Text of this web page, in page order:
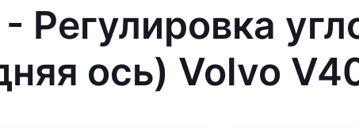
Регулировка
ось) Volvo